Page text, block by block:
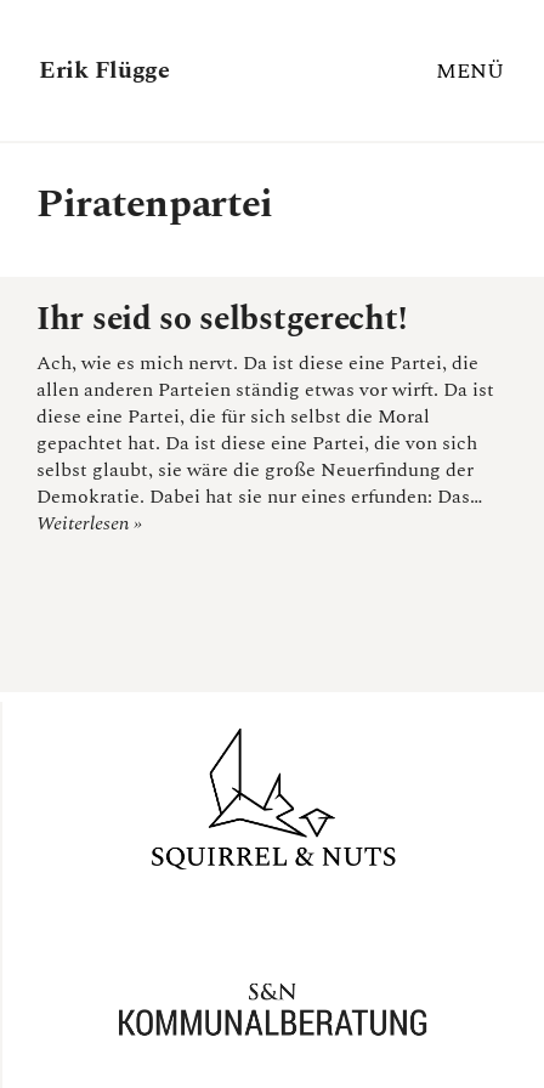
Erik Flügge MENÜ
Piratenpartei
Ihr seid so selbstgerecht!
Ach, wie es mich nervt. Da ist diese eine Partei, die
allen anderen Parteien ständig etwas vor wirft. Da ist
diese eine Partei, die für sich selbst die Moral
gepachtet hat. Da ist diese eine Partei, die von sich
selbst glaubt, sie wäre die große Neuerfindung der
Demokratie. Dabei hat sie nur eines erfunden: Das…
Weiterlesen »